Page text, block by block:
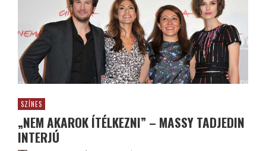
SZÍNES
„NEM AKAROK ÍTÉLKEZNI” – MASSY TADJEDIN
INTERJÚ